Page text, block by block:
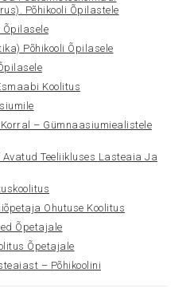
Põhikooli Õpilastele
Põhikooli Õpilasele
Koolitus
– Gümnaasiumiealistele
Avatud Teeliikluses Lasteaia Ja
Ohutuse Koolitus
Õpetajale
Õpetajale
– Põhikoolini